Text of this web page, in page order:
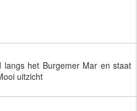
langs het Burgemer Mar en staat
uitzicht